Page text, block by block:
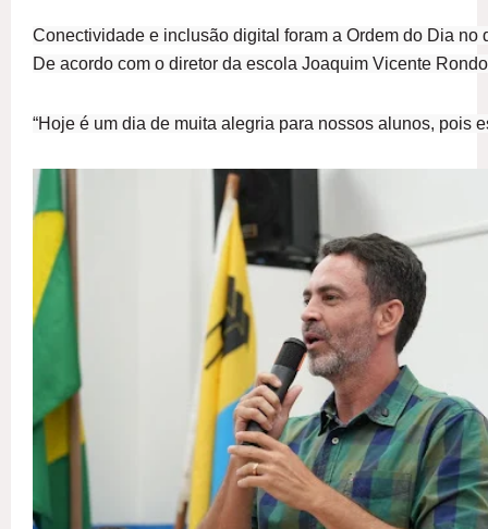
Conectividade e inclusão digital foram a Ordem do Dia
De acordo com o diretor da escola Joaquim Vicente
“Hoje é um dia de muita alegria para nossos alunos, pois